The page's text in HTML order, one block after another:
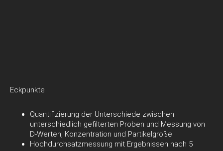
Eckpunkte
Quantifizierung der Unterschiede zwischen
unterschiedlich gefilterten Proben und Messung von
D-Werten, Konzentration und Partikelgröße
Hochdurchsatzmessung mit Ergebnissen nach 5